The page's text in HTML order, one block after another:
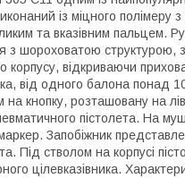
із міцного полімеру
та вказівним пальцем.
з шороховатою структурою,
відкриваючи
від одного балона понад
кнопку, розташовану на
пістолета. На
Запобіжник
Під стволом на корпусі
цілевказівника.